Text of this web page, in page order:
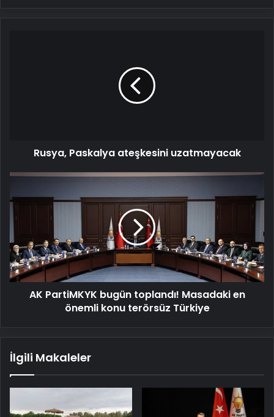
Rusya, Paskalya ateşkesini uzatmayacak
AK
bugün
toplandı!
en
önemli
konu
terörsüz
TürkiyeAK PartiMKYK bugün toplandı! Masadaki en
önemli konu terörsüz Türkiye
İlgili Makaleler